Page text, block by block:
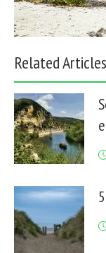
Related Articles